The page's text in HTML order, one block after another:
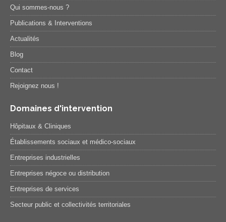
Qui sommes-nous ?
Publications & Interventions
Actualités
Blog
Contact
Rejoignez nous !
Domaines d'intervention
Hôpitaux & Cliniques
Établissements sociaux et médico-sociaux
Entreprises industrielles
Entreprises négoce ou distribution
Entreprises de services
Secteur public et collectivités territoriales